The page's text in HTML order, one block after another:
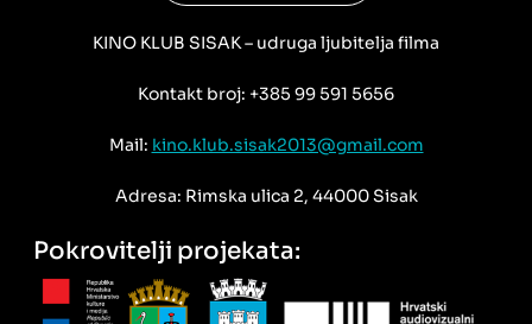
KINO KLUB SISAK – udruga ljubitelja filma
Kontakt broj: +385 99 591 5656
Mail: kino.klub.sisak2013@gmail.com
Adresa: Rimska ulica 2, 44000 Sisak
Pokrovitelji projekata: